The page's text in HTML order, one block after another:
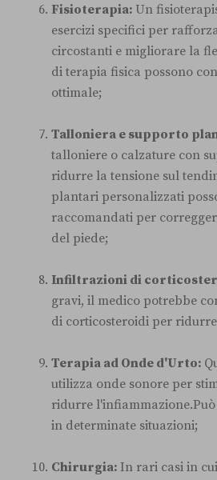
Fisioterapia: Un
esercizi specifici per
circostanti e migliorare la
di terapia fisica possono
ottimale;
Talloniera e supporto
talloniere o calzature con
ridurre la tensione sul
plantari personalizzati
raccomandati per
del piede;
Infiltrazioni di
gravi, il medico potrebbe
di corticosteroidi per
Terapia ad Onde d'Urto:
utilizza onde sonore per
ridurre l'infiammazione.Può
in determinate situazioni;
Chirurgia: In rari casi in